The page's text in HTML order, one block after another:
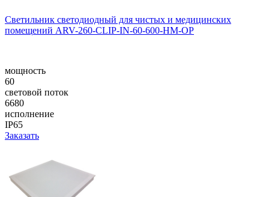
Светильник светодиодный для чистых и медицинских
помещений ARV-260-CLIP-IN-60-600-HM-OP
мощность
60
световой поток
6680
исполнение
IP65
Заказать